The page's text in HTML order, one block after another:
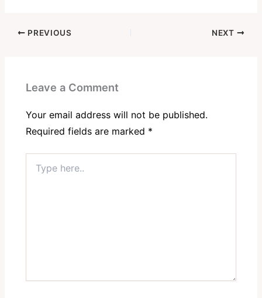
PREVIOUS NEXT
Leave a Comment
Your email address will not be published.
Required fields are marked *
here..